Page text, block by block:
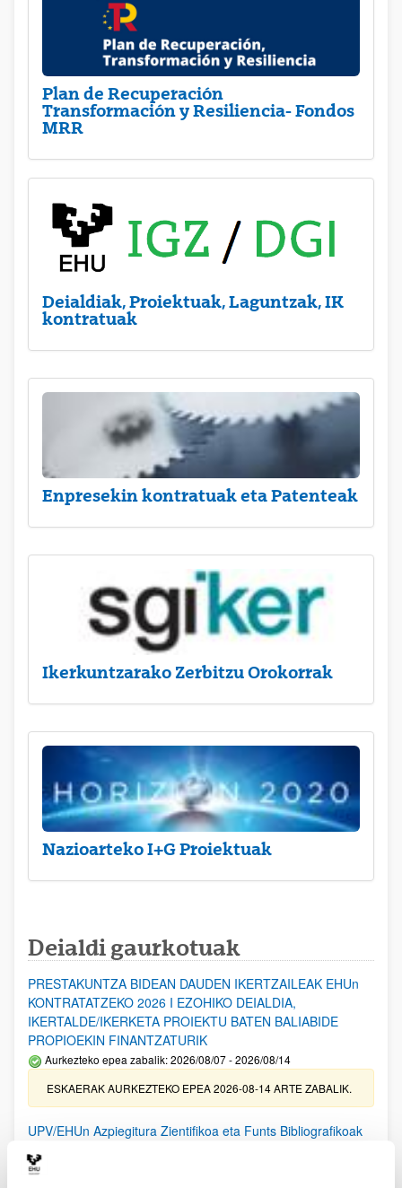
Plan de Recuperación
Transformación y Resiliencia- Fondos
MRR
Deialdiak, Proiektuak, Laguntzak, IK
kontratuak
Enpresekin kontratuak eta Patenteak
Ikerkuntzarako Zerbitzu Orokorrak
Nazioarteko I+G Proiektuak
Deialdi gaurkotuak
PRESTAKUNTZA BIDEAN DAUDEN IKERTZAILEAK EHUn
KONTRATATZEKO 2026 I EZOHIKO DEIALDIA,
IKERTALDE/IKERKETA PROIEKTU BATEN BALIABIDE
PROPIOEKIN FINANTZATURIK
Aurkezteko epea zabalik: 2026/08/07 - 2026/08/14
ESKAERAK AURKEZTEKO EPEA 2026-08-14 ARTE ZABALIK.
UPV/EHUn Azpiegitura Zientifikoa eta Funts Bibliografikoak